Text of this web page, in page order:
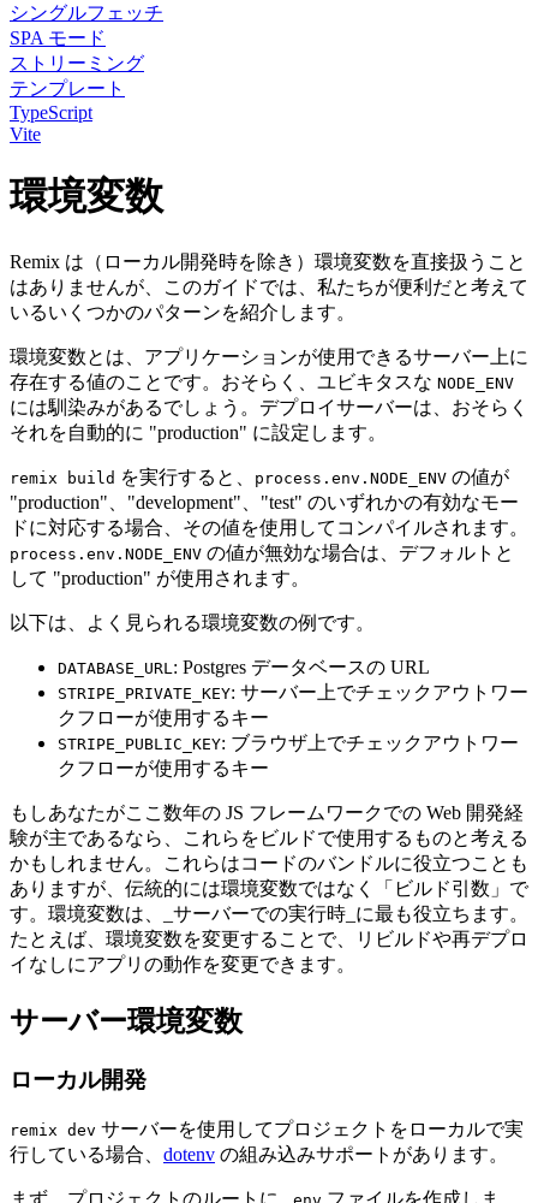
シングルフェッチ
SPA モード
ストリーミング
テンプレート
TypeScript
Vite
環境変数
Remix は（ローカル開発時を除き）環境変数を直接扱うこと
はありませんが、このガイドでは、私たちが便利だと考えて
いるいくつかのパターンを紹介します。
環境変数とは、アプリケーションが使用できるサーバー上に
存在する値のことです。おそらく、ユビキタスな NODE_ENV
には馴染みがあるでしょう。デプロイサーバーは、おそらく
それを自動的に "production" に設定します。
remix build を実行すると、 process.env.NODE_ENV の値が
"production"、"development"、"test" のいずれかの有効なモー
ドに対応する場合、その値を使用してコンパイルされます。
process.env.NODE_ENV の値が無効な場合は、デフォルトと
して "production" が使用されます。
以下は、よく見られる環境変数の例です。
DATABASE_URL : Postgres データベースの URL
STRIPE_PRIVATE_KEY: サーバー上でチェックアウトワー
クフローが使用するキー
STRIPE_PUBLIC_KEY: ブラウザ上でチェックアウトワー
クフローが使用するキー
もしあなたがここ数年の JS フレームワークでの Web 開発経
験が主であるなら、これらをビルドで使用するものと考える
かもしれません。これらはコードのバンドルに役立つことも
ありますが、伝統的には環境変数ではなく「ビルド引数」で
す。環境変数は、_サーバーでの実行時_に最も役立ちます。
たとえば、環境変数を変更することで、リビルドや再デプロ
イなしにアプリの動作を変更できます。
サーバー環境変数
ローカル開発
remix dev サーバーを使用してプロジェクトをローカルで実
行している場合、 dotenv の組み込みサポートがあります。